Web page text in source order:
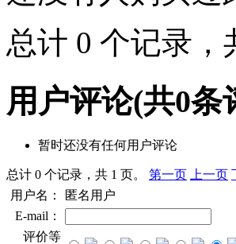
总计 0 个记录
用户评论(共0条
暂时还没有任何用户评论
总计 0 个记录，共 1 页。 第一页 上一页
用户名：
匿名用户
E-mail：
评价等